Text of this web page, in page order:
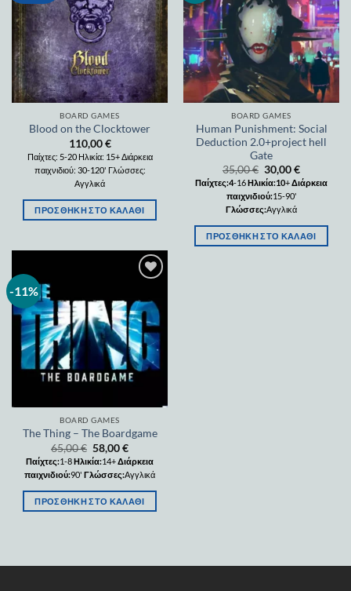
BOARD GAMES
Blood on the Clocktower
110,00€
Παίχτες: 5-20 Ηλικία: 15+ Διάρκεια
παιχνιδιού: 30-120' Γλώσσες:
Αγγλικά
ΠΡΟΣΘΉΚΗ ΣΤΟ ΚΑΛΆΘΙ
BOARD GAMES
Human Punishment: Social
Deduction 2.0+project hell
Gate
35,00€ 30,00€
Παίχτες:4-16Ηλικία:10+Διάρκεια
παιχνιδιού:15-90'
Γλώσσες:Αγγλικά
ΠΡΟΣΘΉΚΗ ΣΤΟ ΚΑΛΆΘΙ
-11%
wishlist
BOARD GAMES
The Thing – The Boardgame
65,00€ 58,00€
Παίχτες:1-8Ηλικία:14+Διάρκεια
παιχνιδιού:90' Γλώσσες:Αγγλικά
ΠΡΟΣΘΉΚΗ ΣΤΟ ΚΑΛΆΘΙ